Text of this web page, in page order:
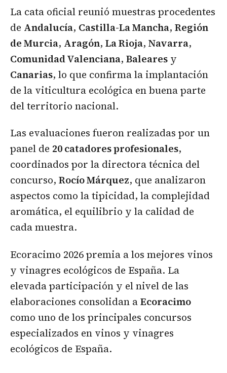
La cata oficial reunió muestras procedentes
de Andalucía, Castilla-La Mancha, Región
de Murcia, Aragón, La Rioja, Navarra,
Comunidad Valenciana, Baleares y
Canarias, lo que confirma la implantación
de la viticultura ecológica en buena parte
del territorio nacional.
Las evaluaciones fueron realizadas por un
panel de 20 catadores profesionales,
coordinados por la directora técnica del
concurso, Rocío Márquez, que analizaron
aspectos como la tipicidad, la complejidad
aromática, el equilibrio y la calidad de
cada muestra.
Ecoracimo 2026 premia a los mejores vinos
y vinagres ecológicos de España. La
elevada participación y el nivel de las
elaboraciones consolidan aEcoracimo
como uno de los principales concursos
especializados en vinos y vinagres
ecológicos de España.